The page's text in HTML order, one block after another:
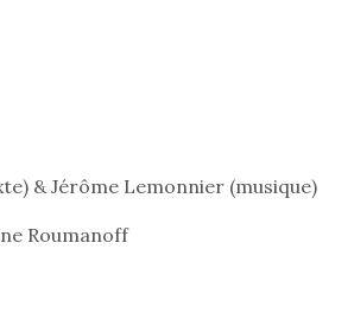
& Jérôme Lemonnier (musique)
Roumanoff